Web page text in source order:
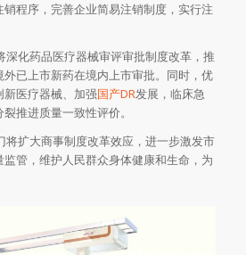
程序，完善企业简易注销制度，实行注
深化药品医疗器械审评审批制度改革，推
已上市新药在境内上市审批。同时，优
医疗器械、加强国产DR发展，临床急
推进质量一致性评价。
将扩大商事制度改革效应，进一步激发市
管，维护人民群众身体健康和生命，为